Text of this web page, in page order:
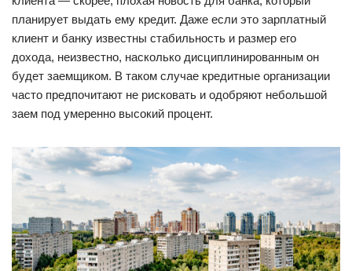
планирует выдать ему кредит. Даже если это зарплатный
клиент и банку известны стабильность и размер его
дохода, неизвестно, насколько дисциплинированным он
будет заемщиком. В таком случае кредитные организации
часто предпочитают не рисковать и одобряют небольшой
заем под умеренно высокий процент.